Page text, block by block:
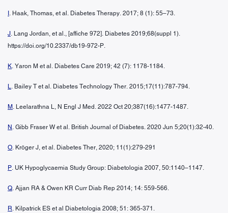
. Haak, Thomas, et al. Diabetes Therapy. 2017; 8 (1): 55–73.
J. Lang Jordan, et al., [affiche 972]. Diabetes 2019;68(suppl 1).
https://doi.org/10.2337/db19-972-P.
K. Yaron M et al. Diabetes Care 2019; 42 (7): 1178-1184.
L. Bailey T et al. Diabetes Technology Ther. 2015;17(11):787-794.
M . Leelarathna L, N Engl J Med. 2022 Oct 20;387(16):1477-1487.
N . Gibb Fraser W et al. British Journal of Diabetes. 2020 Jun 5;20(1):32-40.
O. Kröger J, et al. Diabetes Ther, 2020; 11(1):279-291
P. UK Hypoglycaemia Study Group: Diabetologia 2007, 50:1140–1147.
Q. Ajjan RA & Owen KR Curr Diab Rep 2014; 14: 559-566.
R. Kilpatrick ES et al Diabetologia 2008; 51: 365-371.